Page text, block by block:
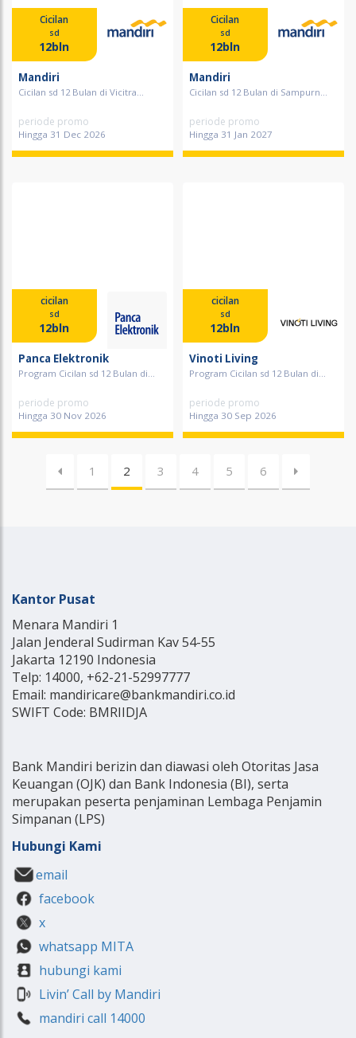
Cicilan
sd
12bln
Mandiri
Cicilan sd 12 Bulan di Vicitra...
periode promo
Hingga 31 Dec 2026
Cicilan
sd
12bln
Mandiri
Cicilan sd 12 Bulan di Sampurn...
periode promo
Hingga 31 Jan 2027
cicilan
sd
12bln
Panca Elektronik
Program Cicilan sd 12 Bulan di...
periode promo
Hingga 30 Nov 2026
cicilan
sd
12bln
Vinoti Living
Program Cicilan sd 12 Bulan di...
periode promo
Hingga 30 Sep 2026
1 2 3 4 5 6
Kantor Pusat
Menara Mandiri 1
Jalan Jenderal Sudirman Kav 54-55
Jakarta 12190 Indonesia
Telp: 14000, +62-21-52997777
Email: mandiricare@bankmandiri.co.id
SWIFT Code: BMRIIDJA
Bank Mandiri berizin dan diawasi oleh Otoritas Jasa
Keuangan (OJK) dan Bank Indonesia (BI), serta
merupakan peserta penjaminan Lembaga Penjamin
Simpanan (LPS)
Hubungi Kami
email
facebook
x
whatsapp MITA
hubungi kami
Livin’ Call by Mandiri
mandiri call 14000